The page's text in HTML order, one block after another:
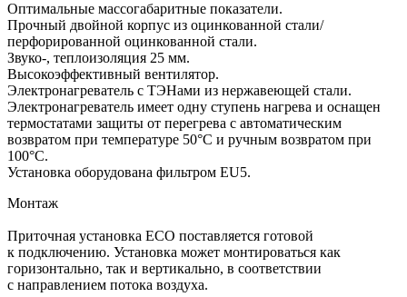
Оптимальные массогабаритные показатели.
Прочный двойной корпус из оцинкованной стали/
перфорированной оцинкованной стали.
Звуко-, теплоизоляция 25 мм.
Высокоэффективный вентилятор.
Электронагреватель с ТЭНами из нержавеющей стали.
Электронагреватель имеет одну ступень нагрева и оснащен
термостатами защиты от перегрева с автоматическим
возвратом при температуре 50°С и ручным возвратом при
100°С.
Установка оборудована фильтром EU5.
Монтаж
Приточная установка ECO поставляется готовой
к подключению. Установка может монтироваться как
горизонтально, так и вертикально, в соответствии
с направлением потока воздуха.